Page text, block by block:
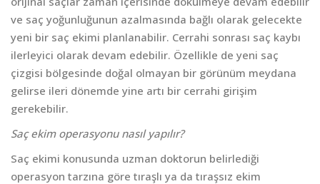
ve saç yoğunluğunun azalmasında bağlı olarak gelecekte
yeni bir saç ekimi planlanabilir. Cerrahi sonrası saç kaybı
ilerleyici olarak devam edebilir. Özellikle de yeni saç
çizgisi bölgesinde doğal olmayan bir görünüm meydana
gelirse ileri dönemde yine artı bir cerrahi girişim
gerekebilir.
Saç ekim operasyonu nasıl yapılır?
Saç ekimi konusunda uzman doktorun belirlediği
operasyon tarzına göre tıraşlı ya da tıraşsız ekim